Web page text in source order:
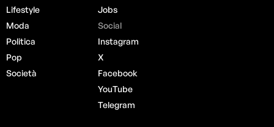
Lifestyle
Moda
Politica
Pop
Società
Jobs
Social
Instagram
X
Facebook
YouTube
Telegram